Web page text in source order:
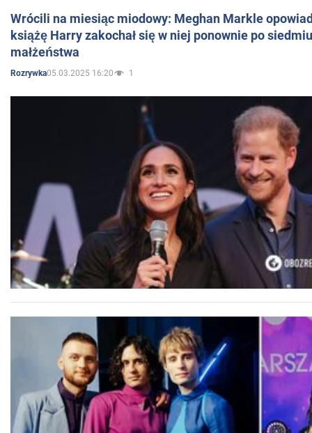
Wrócili na miesiąc miodowy: Meghan Markle
książę Harry zakochał się w niej ponownie po
małżeństwa
Rozrywka05.03.2025 16:20 1